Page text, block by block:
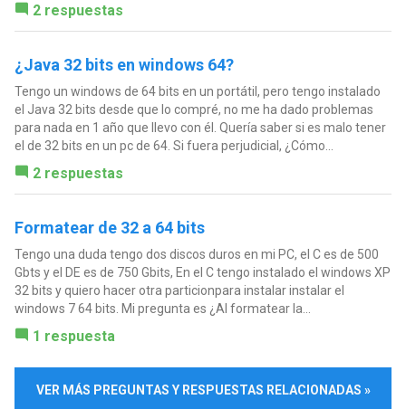
2 respuestas
¿Java 32 bits en windows 64?
Tengo un windows de 64 bits en un portátil, pero tengo instalado
el Java 32 bits desde que lo compré, no me ha dado problemas
para nada en 1 año que llevo con él. Quería saber si es malo tener
el de 32 bits en un pc de 64. Si fuera perjudicial, ¿Cómo...
2 respuestas
Formatear de 32 a 64 bits
Tengo una duda tengo dos discos duros en mi PC, el C es de 500
Gbts y el DE es de 750 Gbits, En el C tengo instalado el windows XP
32 bits y quiero hacer otra particionpara instalar instalar el
windows 7 64 bits. Mi pregunta es ¿Al formatear la...
1 respuesta
VER MÁS PREGUNTAS Y RESPUESTAS RELACIONADAS »